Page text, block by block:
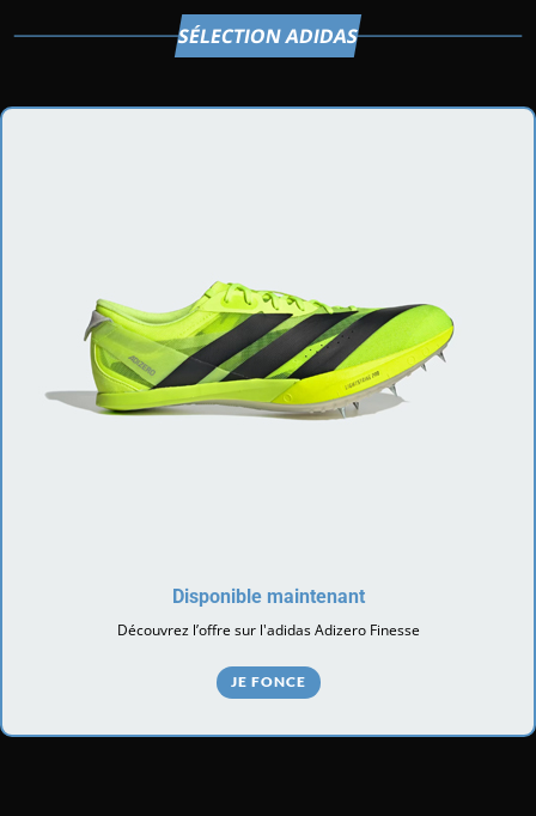
SÉLECTION ADIDAS
Disponible maintenant
Découvrez l’offre sur l'adidas Adizero Finesse
JE FONCE